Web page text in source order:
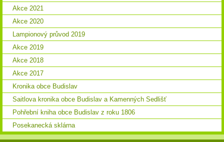
Akce 2021
Akce 2020
Lampionový průvod 2019
Akce 2019
Akce 2018
Akce 2017
Kronika obce Budislav
Saitlova kronika obce Budislav a Kamenných Sedlišť
Pohřební kniha obce Budislav z roku 1806
Posekanecká sklárna